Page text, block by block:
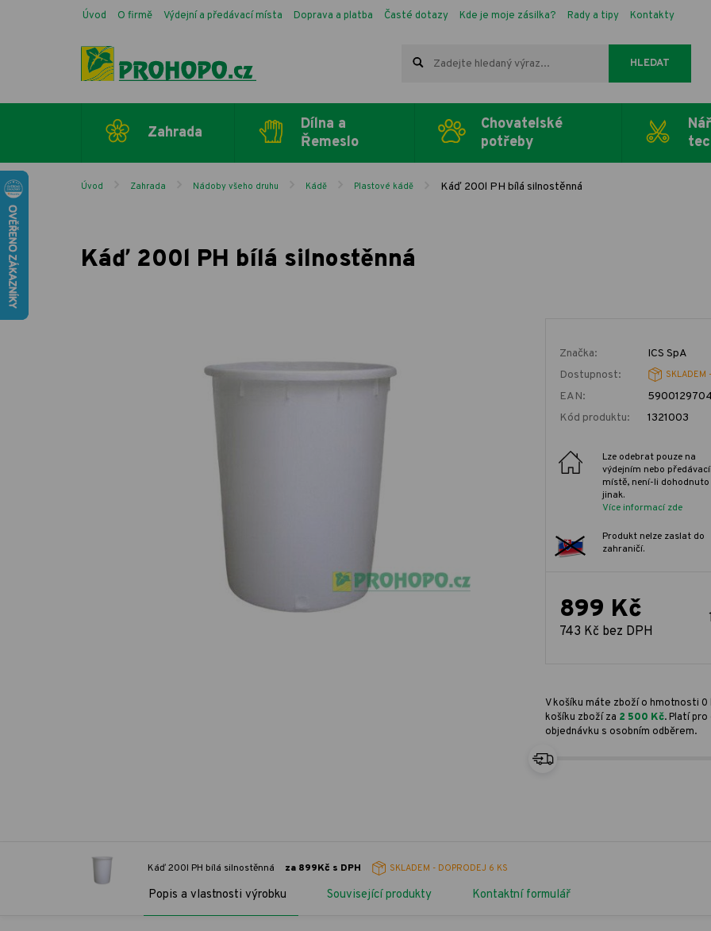
Úvod O firmě Výdejní a předávací místa Doprava a platba Časté dotazy Kde je moje zásilka? Rady a tipy Kontakty
HLEDAT
Zahrada
Dílna a
Řemeslo
Chovatelské
potřeby
Úvod Zahrada Nádoby všeho druhu Kádě Plastové kádě Káď 200l PH bílá silnostěnná
Káď 200l PH bílá silnostěnná
Značka:
ICS SpA
Dostupnost:
SKLADEM
EAN:
Kód produktu:
1321003
Lze odebrat pouze na
výdejním nebo
místě, není-li dohodnuto
jinak.
Více informací zde
Produkt nelze zaslat do
zahraničí.
899 Kč
743 Kč bez DPH
V košíku máte zboží o hmotnosti
košíku zboží za 2 500 Kč. Platí
objednávku s osobním odběrem.
Káď 200l PH bílá silnostěnná za 899Kč s DPH SKLADEM - DOPRODEJ 6 KS
Popis a vlastnosti výrobku Související produkty Kontaktní formulář